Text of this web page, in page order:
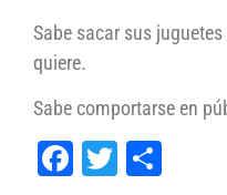
Sabe sacar sus
quiere.
Sabe comportarse en
Facebook
Twitter